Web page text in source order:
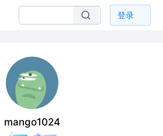
登录
mango1024